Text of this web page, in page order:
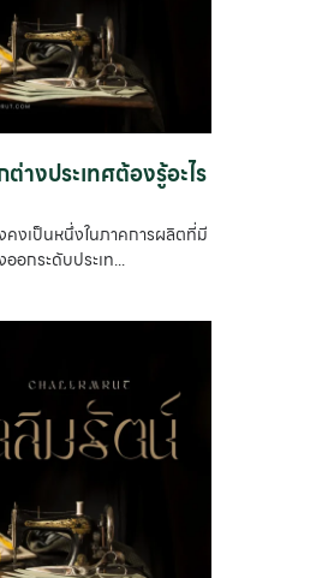
างประเทศต้องรู้อะไร
คงเป็นหนึ่งในภาคการผลิตที่มี
อกระดับประเท...